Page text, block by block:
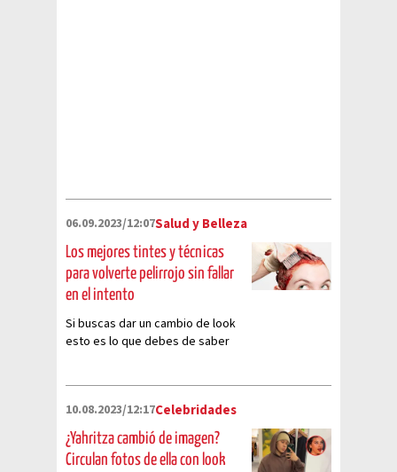
06.09.2023/12:07Salud y Belleza
Los mejores tintes y técnicas
para volverte pelirrojo sin fallar
en el intento
Si buscas dar un cambio de look
esto es lo que debes de saber
10.08.2023/12:17Celebridades
¿Yahritza cambió de imagen?
Circulan fotos de ella con look